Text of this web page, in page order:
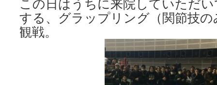
この日はうちに来院していただ
する、グラップリング（関節技
観戦。